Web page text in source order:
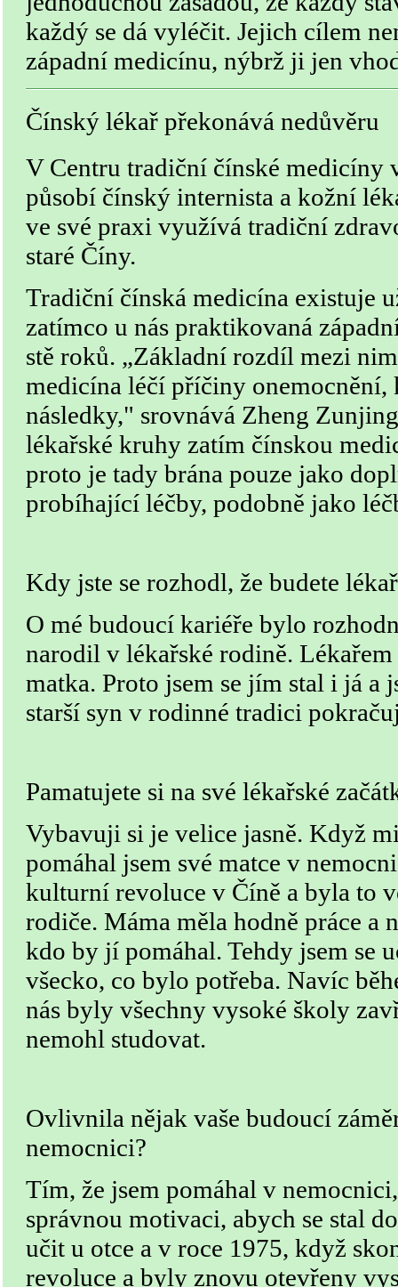
každý se dá vyléčit. Jejich cílem
západní medicínu, nýbrž ji jen
Čínský lékař překonává nedůvěru
V Centru tradiční čínské medicíny
působí čínský internista a kožní
ve své praxi využívá tradiční
staré Číny.
Tradiční čínská medicína existuje
zatímco u nás praktikovaná
stě roků. „Základní rozdíl mezi
medicína léčí příčiny onemocnění,
následky," srovnává Zheng
lékařské kruhy zatím čínskou
proto je tady brána pouze jako
probíhající léčby, podobně jako
Kdy jste se rozhodl, že budete
O mé budoucí kariéře bylo
narodil v lékařské rodině.
matka. Proto jsem se jím stal i já a
starší syn v rodinné tradici
Pamatujete si na své lékařské
Vybavuji si je velice jasně. Když
pomáhal jsem své matce v
kulturní revoluce v Číně a byla to
rodiče. Máma měla hodně práce a
kdo by jí pomáhal. Tehdy jsem se
všecko, co bylo potřeba. Navíc
nás byly všechny vysoké školy
nemohl studovat.
Ovlivnila nějak vaše budoucí
nemocnici?
Tím, že jsem pomáhal v
správnou motivaci, abych se stal
učit u otce a v roce 1975, když
revoluce a byly znovu otevřeny